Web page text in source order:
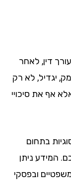
לאחר
לא רק
את סיכויי
בתחום
ניתן
ובפסקי